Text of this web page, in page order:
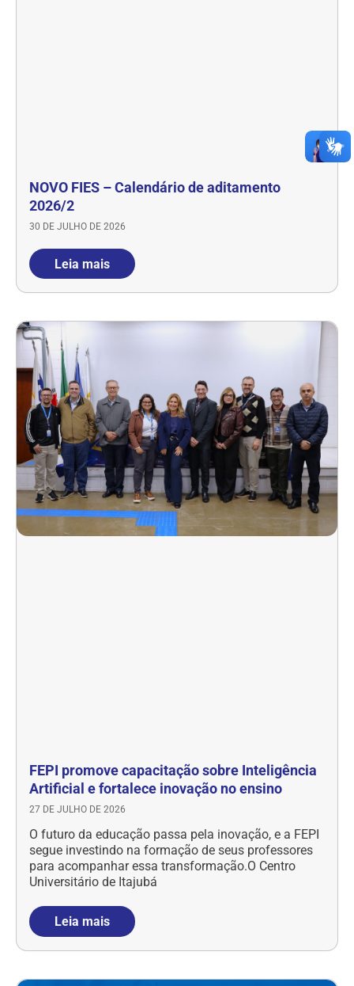
NOVO FIES – Calendário de aditamento
2026/2
30 DE JULHO DE 2026
Leia mais
FEPI promove capacitação sobre Inteligência
Artificial e fortalece inovação no ensino
27 DE JULHO DE 2026
O futuro da educação passa pela inovação, e a FEPI
segue investindo na formação de seus professores
para acompanhar essa transformação.O Centro
Universitário de Itajubá
Leia mais